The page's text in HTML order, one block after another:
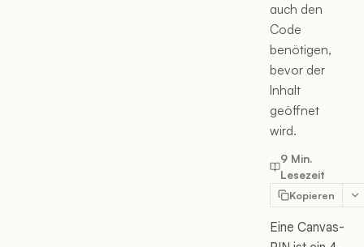
auch den
Code
benötigen,
bevor der
Inhalt
geöffnet
wird.
9 Min.
Lesezeit
Kopieren
Eine Canvas-